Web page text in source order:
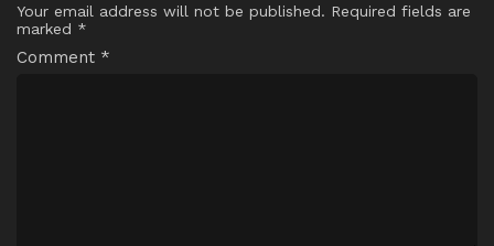
Your email address will not be published. Required fields are
marked *
Comment *